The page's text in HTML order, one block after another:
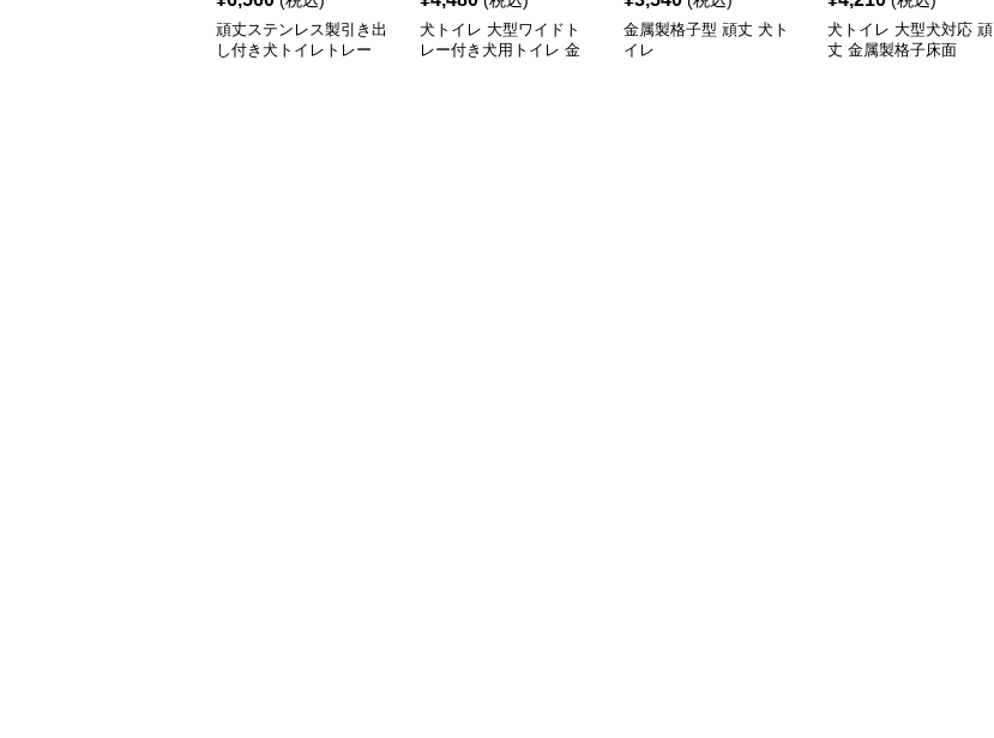
頑丈ステンレス製引き出
し付き犬トイレトレー
犬トイレ 大型ワイドト
レー付き犬用トイレ 金
金属製格子型 頑丈 犬ト
イレ
犬トイレ 大型犬対応 頑
丈 金属製格子床面